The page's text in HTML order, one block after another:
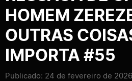
HOMEM
OUTRAS
IMPORTA #55
Publicado: 24 de fevereiro de 2026